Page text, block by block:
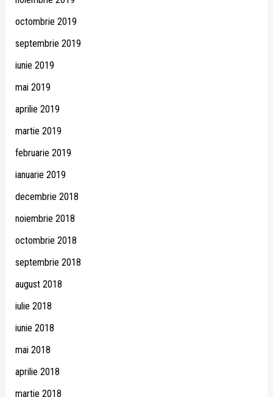
octombrie 2019
septembrie 2019
iunie 2019
mai 2019
aprilie 2019
martie 2019
februarie 2019
ianuarie 2019
decembrie 2018
noiembrie 2018
octombrie 2018
septembrie 2018
august 2018
iulie 2018
iunie 2018
mai 2018
aprilie 2018
martie 2018